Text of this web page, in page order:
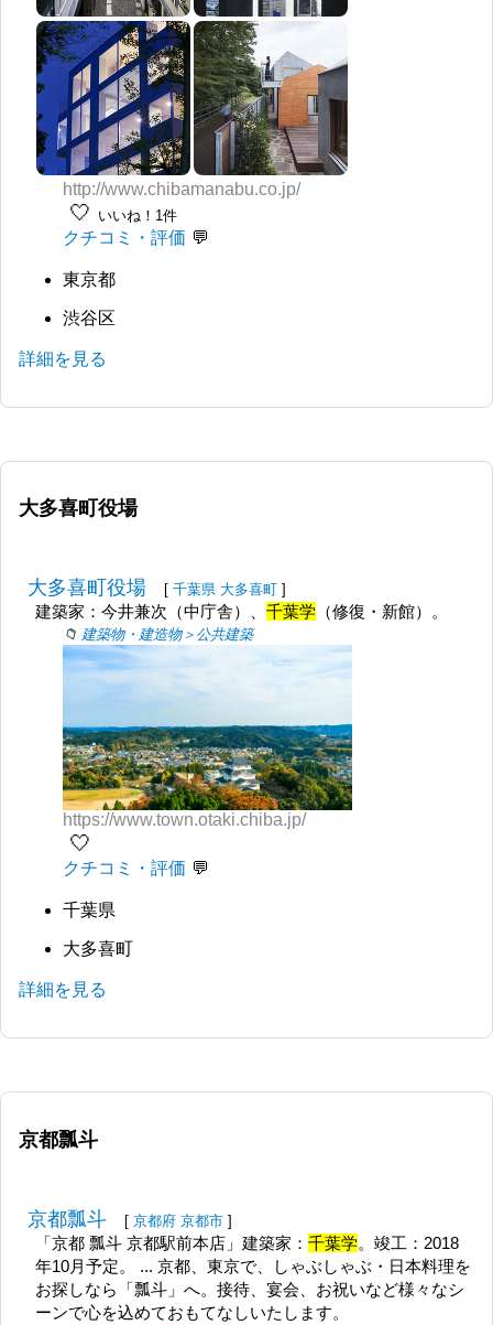
http://www.chibamanabu.co.jp/
🤍 いいね！1件
クチコミ・評価
東京都
渋谷区
詳細を見る
大多喜町役場
大多喜町役場 [ 千葉県 大多喜町 ]
建築家：今井兼次（中庁舎）、千葉学 （修復・新館）。
建築物・建造物＞公共建築
https://www.town.otaki.chiba.jp/
🤍
クチコミ・評価
千葉県
大多喜町
詳細を見る
京都瓢斗
京都瓢斗 [ 京都府 京都市 ]
「京都 瓢斗 京都駅前本店」建築家：千葉学。竣工：2018
年10月予定。 ... 京都、東京で、しゃぶしゃぶ・日本料理を
お探しなら「瓢斗」へ。接待、宴会、お祝いなど様々なシ
ーンで心を込めておもてなしいたします。